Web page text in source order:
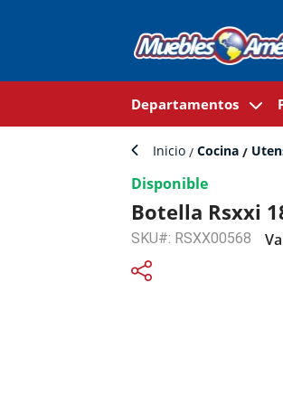
Departamentos
Inicio Cocina
Disponible
Botella Rsxxi
SKU#: RSXX00568